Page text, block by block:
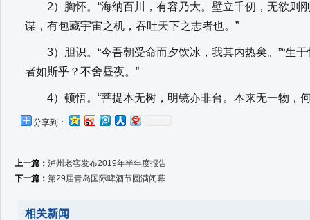
2）胸怀。“海纳百川，有容乃大。壁立千仞，无欲则刚
谋，有包藏宇宙之机，吞吐天下之志者也。”
3）胆识。“今吾朝受命而夕饮冰，我其内热矣。”“生于
者如斯乎？不舍昼夜。”
4）顿悟。“菩提本无树，明镜亦非台。本来无一物，何
分享到：
上一篇： 泸州老窖发布2019年半年度报告
下一篇： 第29届青岛国际啤酒节圆满闭幕
相关新闻